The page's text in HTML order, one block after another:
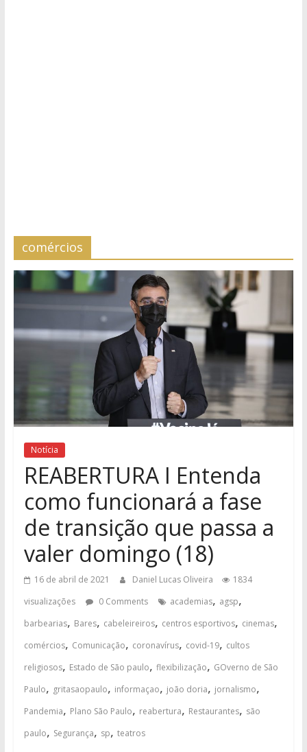
comércios
Notícia
REABERTURA I Entenda
como funcionará a fase
de transição que passa a
valer domingo (18)
16 de abril de 2021 Daniel Lucas Oliveira
1834
visualizações
0 Comments academias, agsp,
barbearias, Bares, cabeleireiros, centros esportivos, cinemas,
comércios, Comunicação, coronavírus, covid-19, cultos
religiosos, Estado de São paulo, flexibilização, GOverno de São
Paulo, gritasaopaulo, informaçao, joão doria, jornalismo,
Pandemia, Plano São Paulo, reabertura, Restaurantes, são
paulo, Segurança, sp, teatros